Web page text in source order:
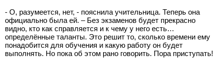
- О, разумеется, нет, - пояснила учительница. Теперь она
официально была ей. – Без экзаменов будет прекрасно
видно, кто как справляется и к чему у него есть…
определённые таланты. Это решит то, сколько времени ему
понадобится для обучения и какую работу он будет
выполнять. Но пока об этом рано говорить. Пора приступать!